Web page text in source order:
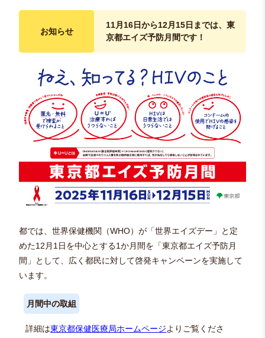
お知らせ
11月16日から12月15日までは、東
京都エイズ予防月間です！
都では、世界保健機関（WHO）が「世界エイズデー」と定
めた12月1日を中心とする1か月間を「東京都エイズ予防月
間」として、広く都民に対して啓発キャンペーンを実施して
います。
月間中の取組
詳細は東京都保健医療局ホームページよりご覧くださ